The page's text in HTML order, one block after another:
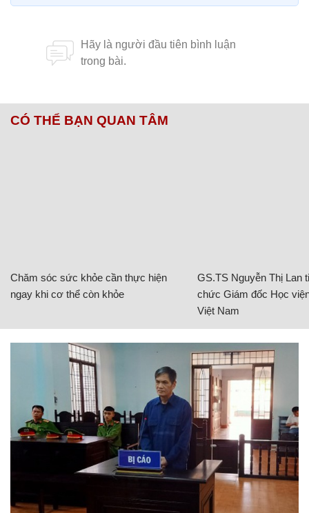
CÓ THỂ BẠN QUAN TÂM
Chăm sóc sức khỏe cần thực hiện
ngay khi cơ thể còn khỏe
GS.TS Nguyễn Thị Lan
chức Giám đốc Học
Việt Nam